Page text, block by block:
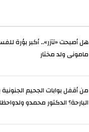
هل أصبحت «تآزر».. أكبر بؤرة
مامونى ولد مختار
من أقفل بوابات الجحيم
البارحة؟ الدكتور محمدو